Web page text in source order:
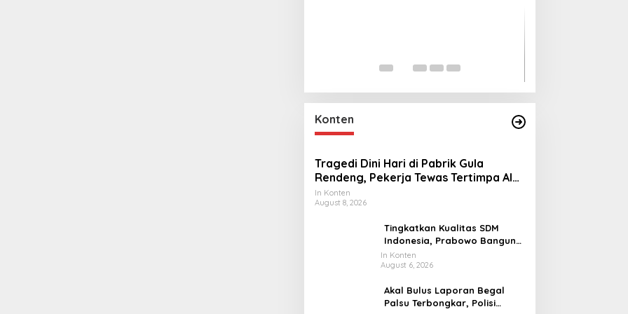
Konten
Tragedi Dini Hari di Pabrik Gula
Rendeng, Pekerja Tewas Tertimpa Alat
Pengangkat Tebu
In Konten
August 8, 2026
Tingkatkan Kualitas SDM
Indonesia, Prabowo Bangun
Sekolah Unggulan hingga
Undang Universitas Terbaik
In Konten
August 6, 2026
Akal Bulus Laporan Begal
Palsu Terbongkar, Polisi